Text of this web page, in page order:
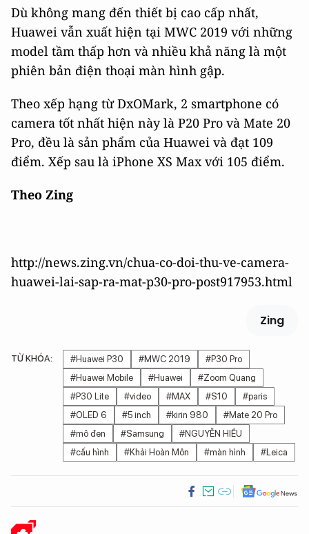
Dù không mang đến thiết bị cao cấp nhất,
Huawei vẫn xuất hiện tại MWC 2019 với những
model tầm thấp hơn và nhiều khả năng là một
phiên bản điện thoại màn hình gập.
Theo xếp hạng từ DxOMark, 2 smartphone có
camera tốt nhất hiện này là P20 Pro và Mate 20
Pro, đều là sản phẩm của Huawei và đạt 109
điểm. Xếp sau là iPhone XS Max với 105 điểm.
Theo Zing
http://news.zing.vn/chua-co-doi-thu-ve-camera-
huawei-lai-sap-ra-mat-p30-pro-post917953.html
Zing
TỪ KHÓA: #Huawei P30 #MWC 2019
#P30 Pro
#Huawei Mobile
#Huawei
#Zoom Quang
#P30 Lite
#video #MAX #S10
#paris
#OLED 6
#5 inch #kirin 980
#Mate 20 Pro
#mô đen
#Samsung
#NGUYỄN HIẾU
#cấu hình
#Khải Hoàn Môn #màn hình #Leica